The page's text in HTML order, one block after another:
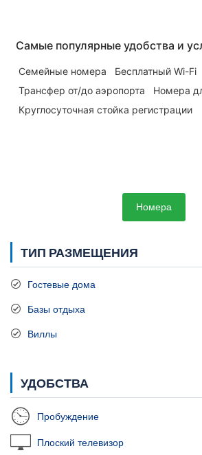
шаге.
Самые популярные удобства и
Семейные номера
Бесплатный Wi-Fi
Трансфер от/до аэропорта
Номера
Круглосуточная стойка регистрации
Номера
ТИП РАЗМЕЩЕНИЯ
Гостевые дома
Базы отдыха
Виллы
УДОБСТВА
Пробуждение
Плоский телевизор